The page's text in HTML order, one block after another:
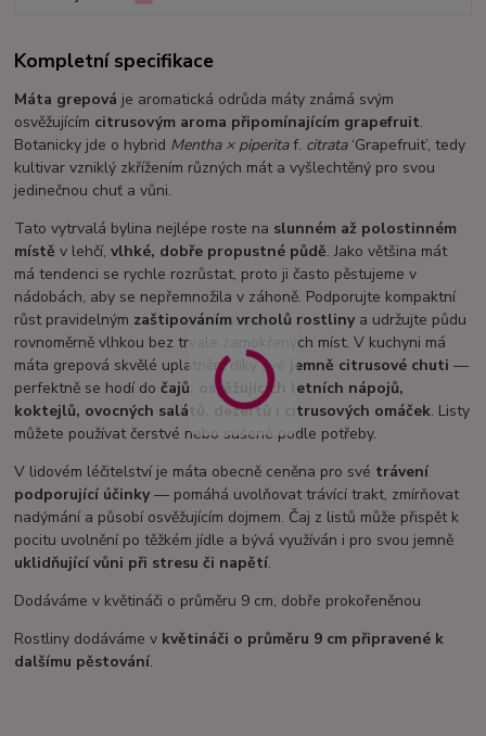
Kompletní specifikace
Máta grepová je aromatická odrůda máty známá svým
osvěžujícím citrusovým aroma připomínajícím grapefruit.
Botanicky jde o hybrid Mentha × piperitaf. citrata‘Grapefruit’, tedy
kultivar vzniklý zkřížením různých mát a vyšlechtěný pro svou
jedinečnou chuť a vůni.
Tato vytrvalá bylina nejlépe roste na slunném až polostinném
místě v lehčí,vlhké, dobře propustné půdě. Jako většina mát
má tendenci se rychle rozrůstat, proto ji často pěstujeme v
nádobách, aby se nepřemnožila v záhoně. Podporujte kompaktní
růst pravidelným zaštipováním vrcholů rostlinya udržujte půdu
rovnoměrně vlhkou bez trvale zamokřených míst. V kuchyni má
máta grepová skvělé uplatnění díky své
jemně citrusové chuti —
perfektně se hodí dočajů, osvěžujících letních nápojů,
koktejlů, ovocných salátů, dezertů i citrusových omáček. Listy
můžete používat čerstvé nebo sušené podle potřeby.
V lidovém léčitelství je máta obecně ceněna pro své trávení
podporující účinky— pomáhá uvolňovat trávící trakt, zmírňovat
nadýmání a působí osvěžujícím dojmem. Čaj z listů může přispět k
pocitu uvolnění po těžkém jídle a bývá využíván i pro svou jemně
uklidňující vůni při stresu či napětí.
Dodáváme v květináči o průměru 9 cm, dobře prokořeněnou
Rostliny dodáváme v květináči o průměru 9 cm připravené k
dalšímu pěstování.